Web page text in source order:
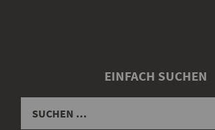
EINFACH SUCHEN